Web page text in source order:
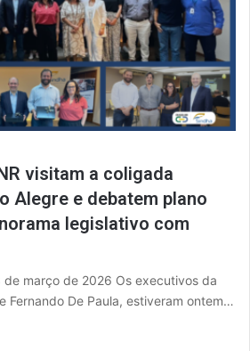
visitam a coligada
Alegre e debatem plano
legislativo com
março de 2026 Os executivos da
Fernando De Paula, estiveram ontem…